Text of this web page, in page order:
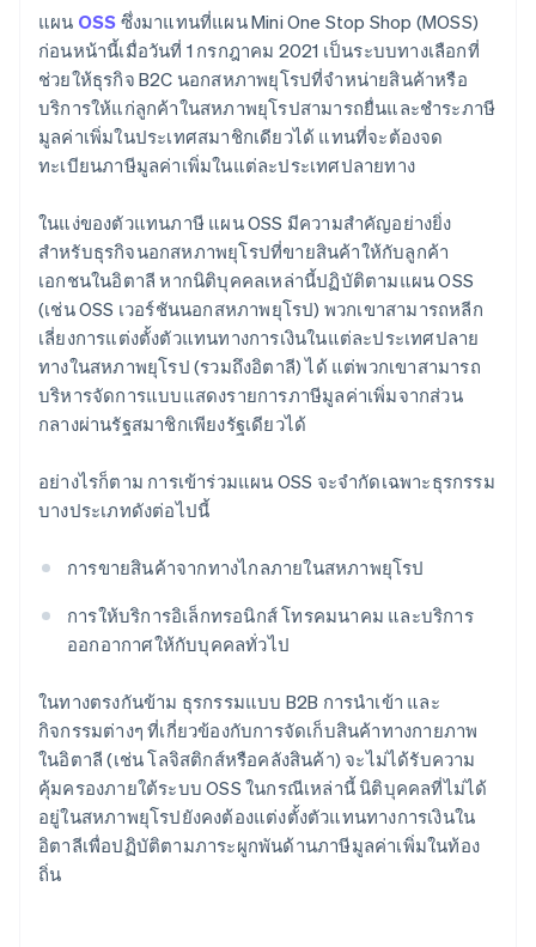
แผน OSS ซึ่งมาแทนที่แผน Mini One Stop Shop (MOSS)
ก่อนหน้านี้เมื่อวันที่ 1 กรกฎาคม 2021 เป็นระบบทางเลือกที่
ช่วยให้ธุรกิจ B2C นอกสหภาพยุโรปที่จำหน่ายสินค้าหรือ
บริการให้แก่ลูกค้าในสหภาพยุโรปสามารถยื่นและชำระภาษี
มูลค่าเพิ่มในประเทศสมาชิกเดียวได้ แทนที่จะต้องจด
ทะเบียนภาษีมูลค่าเพิ่มในแต่ละประเทศปลายทาง
ในแง่ของตัวแทนภาษี แผน OSS มีความสำคัญอย่างยิ่ง
สำหรับธุรกิจนอกสหภาพยุโรปที่ขายสินค้าให้กับลูกค้า
เอกชนในอิตาลี หากนิติบุคคลเหล่านี้ปฏิบัติตามแผน OSS
(เช่น OSS เวอร์ชันนอกสหภาพยุโรป) พวกเขาสามารถหลีก
เลี่ยงการแต่งตั้งตัวแทนทางการเงินในแต่ละประเทศปลาย
ทางในสหภาพยุโรป (รวมถึงอิตาลี) ได้ แต่พวกเขาสามารถ
บริหารจัดการแบบแสดงรายการภาษีมูลค่าเพิ่มจากส่วน
กลางผ่านรัฐสมาชิกเพียงรัฐเดียวได้
อย่างไรก็ตาม การเข้าร่วมแผน OSS จะจำกัดเฉพาะธุรกรรม
บางประเภทดังต่อไปนี้
การขายสินค้าจากทางไกลภายในสหภาพยุโรป
การให้บริการอิเล็กทรอนิกส์ โทรคมนาคม และบริการ
ออกอากาศให้กับบุคคลทั่วไป
ในทางตรงกันข้าม ธุรกรรมแบบ B2B การนำเข้า และ
กิจกรรมต่างๆ ที่เกี่ยวข้องกับการจัดเก็บสินค้าทางกายภาพ
ในอิตาลี (เช่น โลจิสติกส์หรือคลังสินค้า) จะไม่ได้รับความ
คุ้มครองภายใต้ระบบ OSS ในกรณีเหล่านี้ นิติบุคคลที่ไม่ได้
อยู่ในสหภาพยุโรปยังคงต้องแต่งตั้งตัวแทนทางการเงินใน
อิตาลีเพื่อปฏิบัติตามภาระผูกพันด้านภาษีมูลค่าเพิ่มในท้อง
ถิ่น